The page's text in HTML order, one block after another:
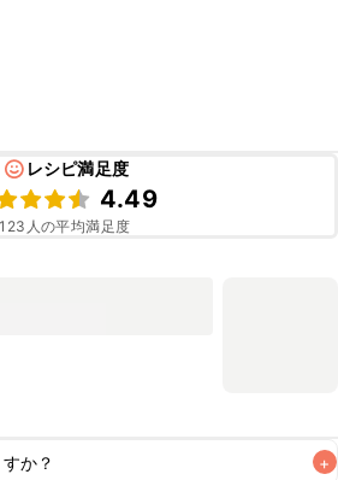
レシピ満足度
4.49
123 人の平均満足度
か？ +